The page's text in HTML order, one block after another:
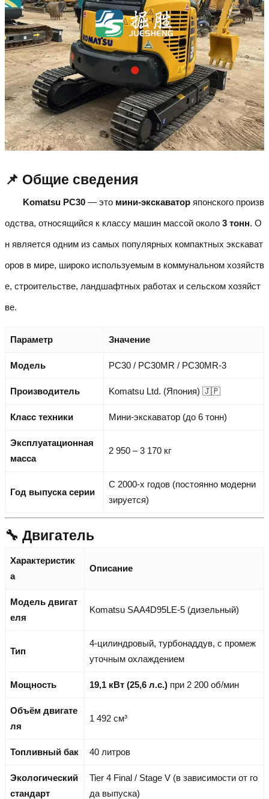
📌 Общие сведения
Komatsu PC30 — это мини-экскаватор японского произв
одства, относящийся к классу машин массой около 3 тонн. О
н является одним из самых популярных компактных экскават
оров в мире, широко используемым в коммунальном хозяйств
е, строительстве, ландшафтных работах и сельском хозяйст
ве.
Параметр Значение
Модель PC30 / PC30MR / PC30MR-3
Производитель Komatsu Ltd. (Япония) 🇯🇵
Класс техники Мини-экскаватор (до 6 тонн)
Эксплуатационная
масса
2 950 – 3 170 кг
Год выпуска серии
С 2000-х годов (постоянно модерни
зируется)
🔧 Двигатель
Характеристик
а
Описание
Модель двигат
еля
Komatsu SAA4D95LE-5 (дизельный)
Тип
4-цилиндровый, турбонаддув, с промеж
уточным охлаждением
Мощность 19,1 кВт (25,6 л.с.) при 2 200 об/мин
Объём двигате
ля
1 492 см³
Топливный бак 40 литров
Экологический
стандарт
Tier 4 Final / Stage V (в зависимости от го
да выпуска)